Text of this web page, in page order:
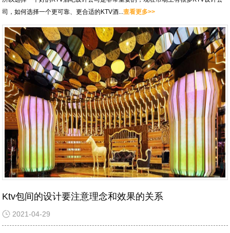
司，如何选择一个更可靠、更合适的KTV酒...查看更多>>
Ktv包间的设计要注意理念和效果的关系
2021-04-29